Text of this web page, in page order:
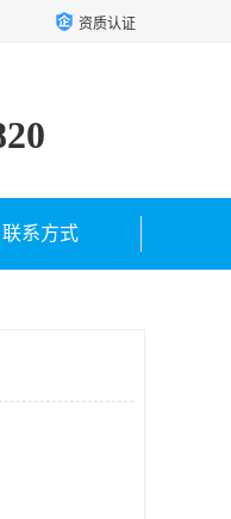
资质认证
联系方式